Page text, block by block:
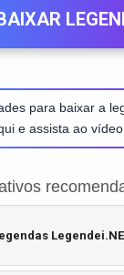
para baixar a
e assista ao